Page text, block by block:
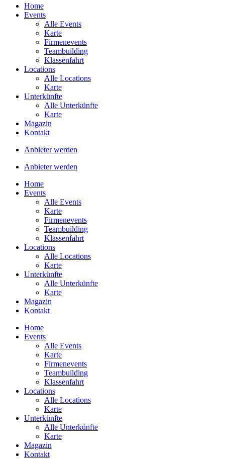
Home
Events
Alle Events
Karte
Firmenevents
Teambuilding
Klassenfahrt
Locations
Alle Locations
Karte
Unterkünfte
Alle Unterkünfte
Karte
Magazin
Kontakt
Anbieter werden
Anbieter werden
Home
Events
Alle Events
Karte
Firmenevents
Teambuilding
Klassenfahrt
Locations
Alle Locations
Karte
Unterkünfte
Alle Unterkünfte
Karte
Magazin
Kontakt
Home
Events
Alle Events
Karte
Firmenevents
Teambuilding
Klassenfahrt
Locations
Alle Locations
Karte
Unterkünfte
Alle Unterkünfte
Karte
Magazin
Kontakt